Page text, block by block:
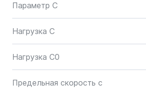
Параметр C
Нагрузка C
Нагрузка C0
Предельная скорость с